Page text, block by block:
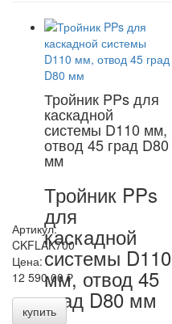
Тройник PPs для
каскадной
системы D110 мм,
отвод 45 град D80
мм
Тройник PPs
для
каскадной
системы D110
мм, отвод 45
град D80 мм
Артикул:
CKFLAK700
Цена:
12 590,00 ₽
купить